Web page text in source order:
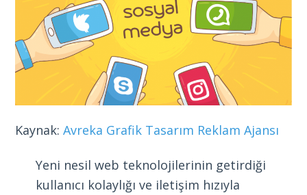
Kaynak:Avreka Grafik Tasarım Reklam Ajansı
Yeni nesil web teknolojilerinin getirdiği
kullanıcı kolaylığı ve iletişim hızıyla